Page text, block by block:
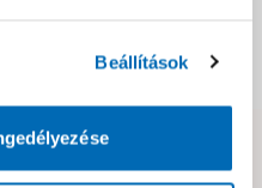
Beállítások